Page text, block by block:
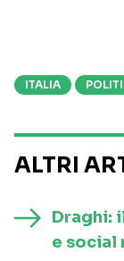
ITALIA
ALTRI
Draghi:
e social